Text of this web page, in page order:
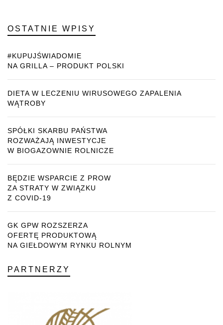
OSTATNIE WPISY
#KUPUJŚWIADOMIE
NA GRILLA – PRODUKT POLSKI
DIETA W LECZENIU WIRUSOWEGO ZAPALENIA
WĄTROBY
SPÓŁKI SKARBU PAŃSTWA
ROZWAŻAJĄ INWESTYCJE
W BIOGAZOWNIE ROLNICZE
BĘDZIE WSPARCIE Z PROW
ZA STRATY W ZWIĄZKU
Z COVID-19
GK GPW ROZSZERZA
OFERTĘ PRODUKTOWĄ
NA GIEŁDOWYM RYNKU ROLNYM
PARTNERZY